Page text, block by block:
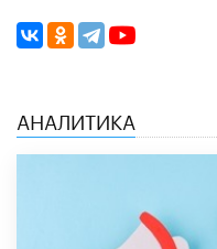
АНАЛИТИКА